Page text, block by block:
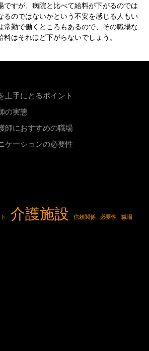
ですが、病院と比べて給料が下がるのでは
るのではないかという不安を感じる人もい
常勤で働くところもあるので、その職場な
はそれほど下がらないでしょう。
上手にとるポイント
の実態
師におすすめの職場
ケーションの必要性
介護施設 信頼関係 必要性
職場